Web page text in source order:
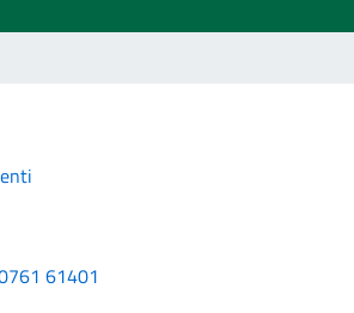
61401